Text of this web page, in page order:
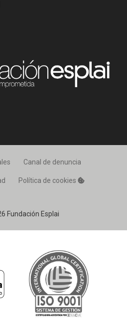
Fundación Esplai
Canal de denuncia
Política de cookies